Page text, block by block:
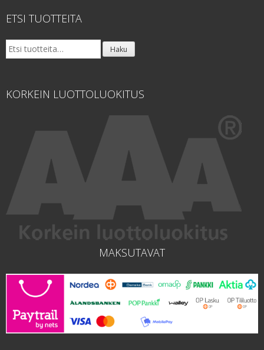
ETSI TUOTTEITA
Etsi: Haku
KORKEIN LUOTTOLUOKITUS
MAKSUTAVAT